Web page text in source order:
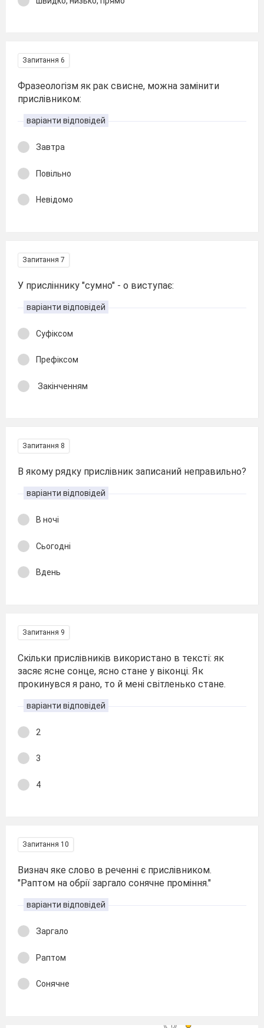
Запитання 6
Фразеологізм як рак свисне, можна замінити
прислівником:
варіанти відповідей
Завтра
Повільно
Невідомо
Запитання 7
У присліннику "сумно" - о виступає:
варіанти відповідей
Суфіксом
Префіксом
Закінченням
Запитання 8
В якому рядку прислівник записаний неправильно?
варіанти відповідей
В ночі
Сьогодні
Вдень
Запитання 9
Скільки прислівників використано в тексті: як
засяє ясне сонце, ясно стане у віконці. Як
прокинувся я рано, то й мені світленько стане.
варіанти відповідей
2
3
4
Запитання 10
Визнач яке слово в реченні є прислівником.
"Раптом на обрії заргало сонячне проміння."
варіанти відповідей
Заргало
Раптом
Сонячне